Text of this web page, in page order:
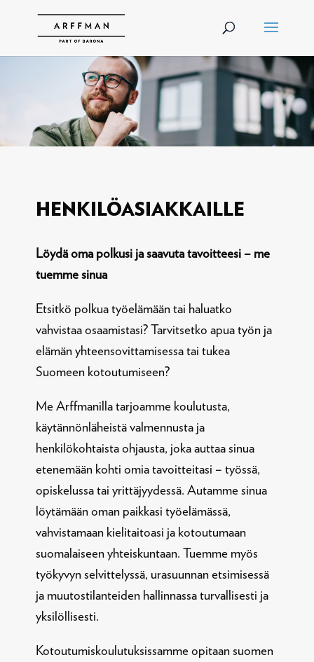
HENKILÖASIAKKAILLE
Löydä oma polkusi ja saavuta tavoitteesi – me
tuemme sinua
Etsitkö polkua työelämään tai haluatko
vahvistaa osaamistasi? Tarvitsetko apua työn ja
elämän yhteensovittamisessa tai tukea
Suomeen kotoutumiseen?
Me Arffmanilla tarjoamme koulutusta,
käytännönläheistä valmennusta ja
henkilökohtaista ohjausta, joka auttaa sinua
etenemään kohti omia tavoitteitasi – työssä,
opiskelussa tai yrittäjyydessä. Autamme sinua
löytämään oman paikkasi työelämässä,
vahvistamaan kielitaitoasi ja kotoutumaan
suomalaiseen yhteiskuntaan. Tuemme myös
työkyvyn selvittelyssä, urasuunnan etsimisessä
ja muutostilanteiden hallinnassa turvallisesti ja
yksilöllisesti.
Kotoutumiskoulutuksissamme opitaan suomen